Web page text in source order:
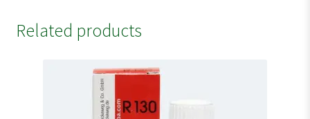
Related products